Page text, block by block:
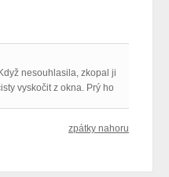
nesouhlasila, zkopal ji
vyskočit z okna. Prý ho
zpátky nahoru